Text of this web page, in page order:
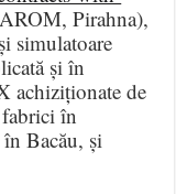
Pirahna),
simulatoare
și în
achiziționate de
în
Bacău, și